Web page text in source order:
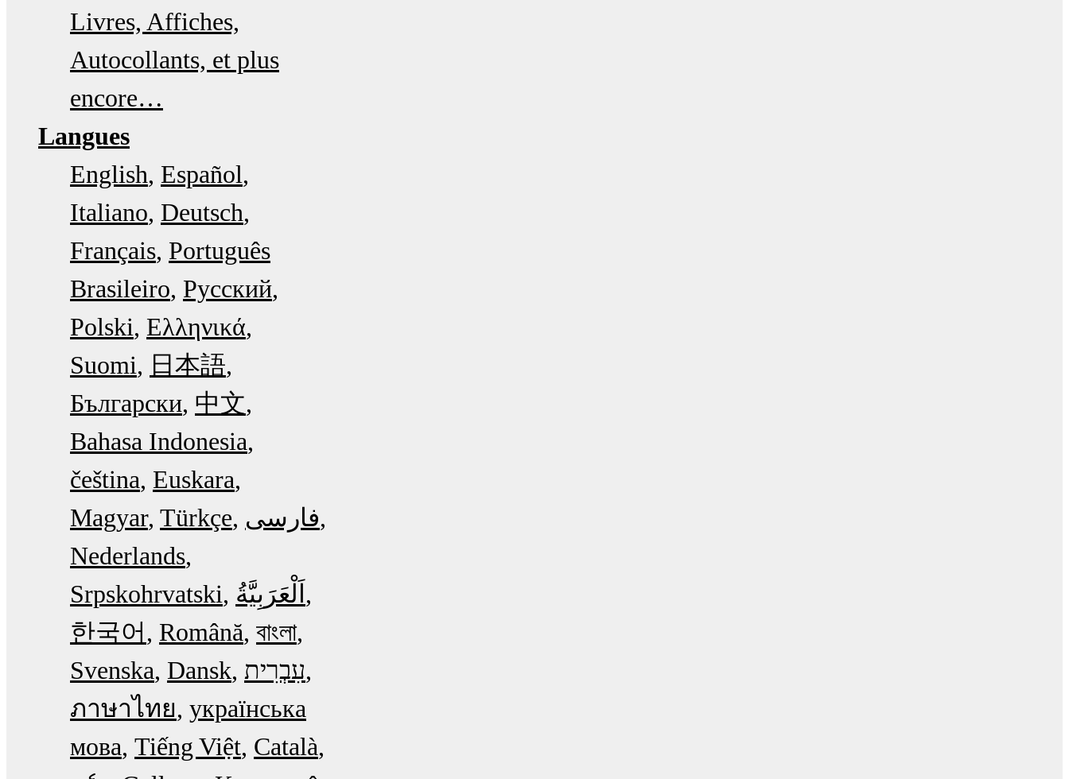
Livres, Affiches,
Autocollants, et plus
encore…
Langues
English Español
Italiano Deutsch
Français Português
Brasileiro Русский
Polski Ελληνικά
Suomi
日本語
Български 中文
Bahasa Indonesia
čeština Euskara
Magyar Türkçe فارسی
Nederlands
Srpskohrvatski
한국어
Română বাংলা
Svenska Dansk עִבְרִית
ภาษาไทย українська
мова Tiếng Việt Català